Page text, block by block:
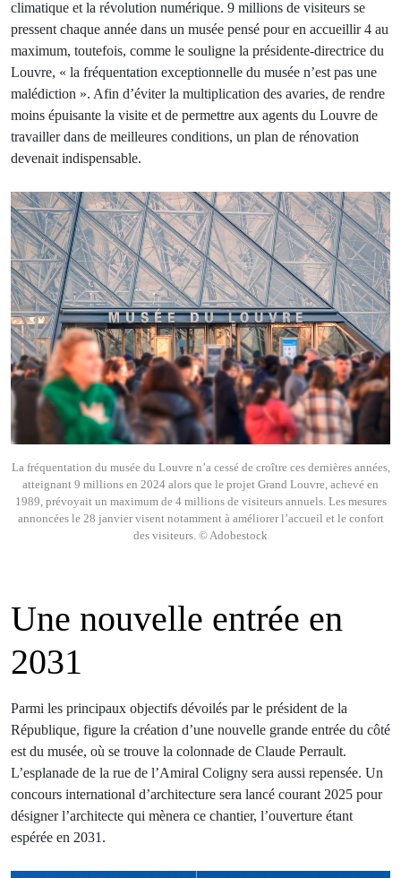
climatique et la révolution numérique. 9 millions de visiteurs se
pressent chaque année dans un musée pensé pour en accueillir 4 au
maximum, toutefois, comme le souligne la présidente-directrice du
Louvre, « la fréquentation exceptionnelle du musée n’est pas une
malédiction ». Afin d’éviter la multiplication des avaries, de rendre
moins épuisante la visite et de permettre aux agents du Louvre de
travailler dans de meilleures conditions, un plan de rénovation
devenait indispensable.
La fréquentation du musée du Louvre n’a cessé de croître ces dernières années,
atteignant 9 millions en 2024 alors que le projet Grand Louvre, achevé en
1989, prévoyait un maximum de 4 millions de visiteurs annuels. Les mesures
annoncées le 28 janvier visent notamment à améliorer l’accueil et le confort
des visiteurs. © Adobestock
Une nouvelle entrée en
2031
Parmi les principaux objectifs dévoilés par le président de la
République, figure la création d’une nouvelle grande entrée du côté
est du musée, où se trouve la colonnade de Claude Perrault.
L’esplanade de la rue de l’Amiral Coligny sera aussi repensée. Un
concours international d’architecture sera lancé courant 2025 pour
désigner l’architecte qui mènera ce chantier, l’ouverture étant
espérée en 2031.